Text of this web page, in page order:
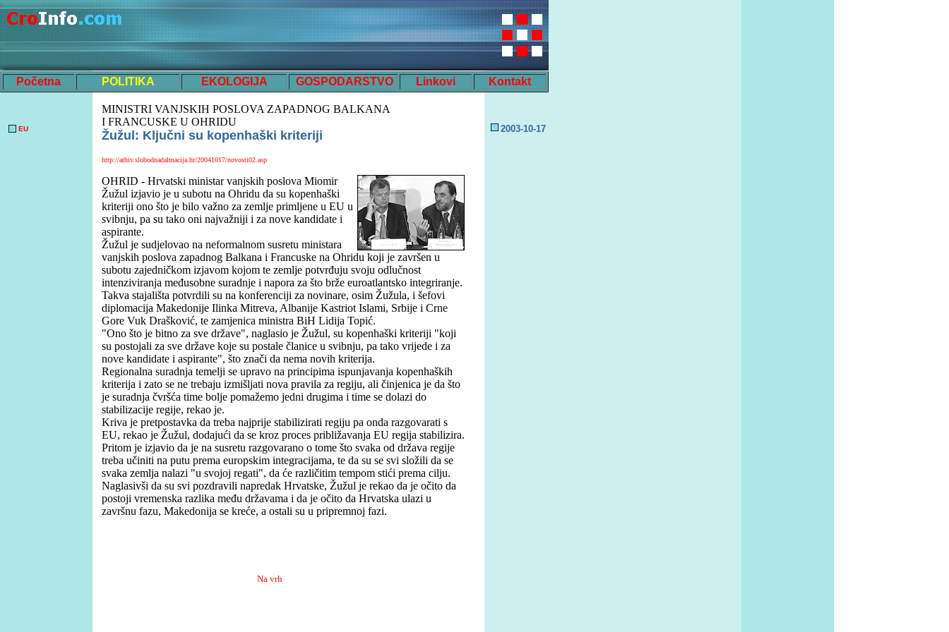
Početna POLITIKA EKOLOGIJA GOSPODARSTVO Linkovi Kontakt
EU
MINISTRI VANJSKIH POSLOVA ZAPADNOG BALKANA
I FRANCUSKE U OHRIDU
Žužul: Ključni su kopenhaški kriteriji
http://arhiv.slobodnadalmacija.hr/20041017/novosti02.asp
OHRID - Hrvatski ministar vanjskih poslova Miomir
Žužul izjavio je u subotu na Ohridu da su kopenhaški
kriteriji ono što je bilo važno za zemlje primljene u EU u
svibnju, pa su tako oni najvažniji i za nove kandidate i
aspirante.
Žužul je sudjelovao na neformalnom susretu ministara
vanjskih poslova zapadnog Balkana i Francuske na Ohridu koji je završen u
subotu zajedničkom izjavom kojom te zemlje potvrđuju svoju odlučnost
intenziviranja međusobne suradnje i napora za što brže euroatlantsko integriranje.
Takva stajališta potvrdili su na konferenciji za novinare, osim Žužula, i šefovi
diplomacija Makedonije Ilinka Mitreva, Albanije Kastriot Islami, Srbije i Crne
Gore Vuk Drašković, te zamjenica ministra BiH Lidija Topić.
"Ono što je bitno za sve države", naglasio je Žužul, su kopenhaški kriteriji "koji
su postojali za sve države koje su postale članice u svibnju, pa tako vrijede i za
nove kandidate i aspirante", što znači da nema novih kriterija.
Regionalna suradnja temelji se upravo na principima ispunjavanja kopenhaških
kriterija i zato se ne trebaju izmišljati nova pravila za regiju, ali činjenica je da što
je suradnja čvršća time bolje pomažemo jedni drugima i time se dolazi do
stabilizacije regije, rekao je.
Kriva je pretpostavka da treba najprije stabilizirati regiju pa onda razgovarati s
EU, rekao je Žužul, dodajući da se kroz proces približavanja EU regija stabilizira.
Pritom je izjavio da je na susretu razgovarano o tome što svaka od država regije
treba učiniti na putu prema europskim integracijama, te da su se svi složili da se
svaka zemlja nalazi "u svojoj regati", da će različitim tempom stići prema cilju.
Naglasivši da su svi pozdravili napredak Hrvatske, Žužul je rekao da je očito da
postoji vremenska razlika među državama i da je očito da Hrvatska ulazi u
završnu fazu, Makedonija se kreće, a ostali su u pripremnoj fazi.
Na vrh
2003-10-17